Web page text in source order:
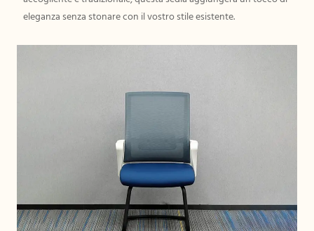
eleganza senza stonare con il vostro stile esistente.